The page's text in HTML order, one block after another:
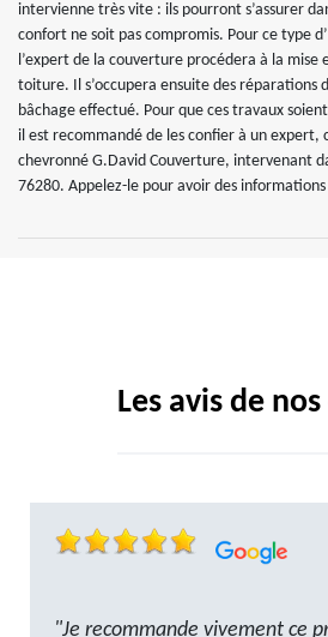
intervienne très vite : ils pourront s’assurer
confort ne soit pas compromis. Pour ce type
l’expert de la couverture procédera à la mise
toiture. Il s’occupera ensuite des réparations
bâchage effectué. Pour que ces travaux
il est recommandé de les confier à un expert,
chevronné G.David Couverture, intervenant
76280. Appelez-le pour avoir des
Les avis de
"Je recommande vivement ce